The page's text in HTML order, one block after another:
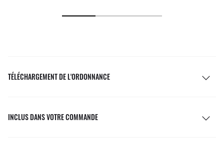
TÉLÉCHARGEMENT DE L'ORDONNANCE
INCLUS DANS VOTRE COMMANDE